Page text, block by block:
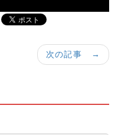
次の記事 →